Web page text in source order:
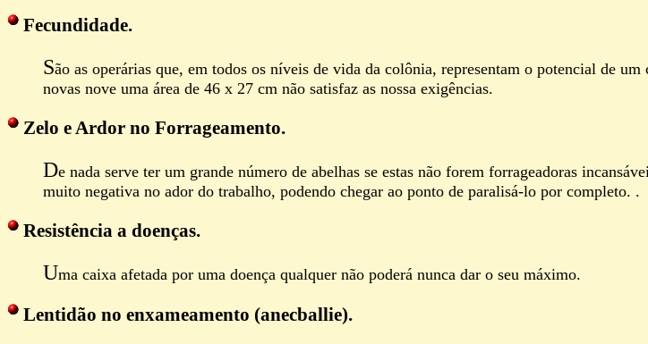
Fecundidade.
São as operárias que, em todos os níveis de vida da colônia, representam o potencial de
novas nove uma área de 46 x 27 cm não satisfaz as nossa exigências.
Zelo e Ardor no Forrageamento.
De nada serve ter um grande número de abelhas se estas não forem forrageadoras
muito negativa no ador do trabalho, podendo chegar ao ponto de paralisá-lo por completo. .
Resistência a doenças.
Uma caixa afetada por uma doença qualquer não poderá nunca dar o seu máximo.
Lentidão no enxameamento (anecballie).